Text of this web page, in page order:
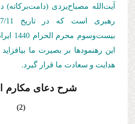
آیت‌الله مصباح‌یزدی
رهبری است كه در تاریخ 1397/07/
11
این رهنمودها بر بصیرت ما
هدایت و سعادت ما قرار گیرد.
شرح دعای مکارم
(2)